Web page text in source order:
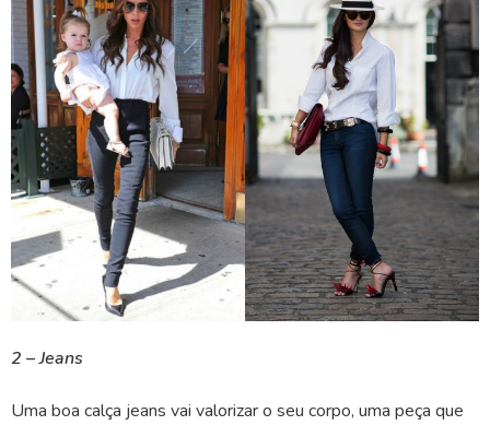
2 – Jeans
Uma boa calça jeans vai valorizar o seu corpo, uma peça que